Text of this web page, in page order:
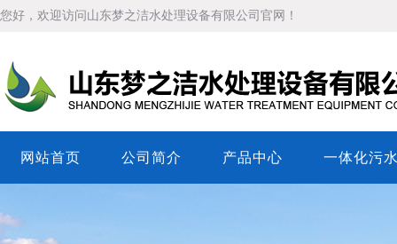
您好，欢迎访问山东梦之洁水处理设备有限公司官网！
网站首页 公司简介 产品中心 一体化污